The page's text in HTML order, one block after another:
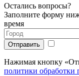
Остались вопросы?
Заполните форму
время
Нажимая кнопку
политики обработки